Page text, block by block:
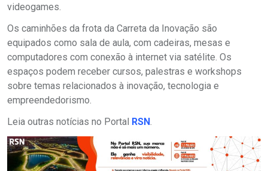
videogames.
Os caminhões da frota da Carreta da Inovação são
equipados como sala de aula, com cadeiras, mesas e
computadores com conexão à internet via satélite. Os
espaços podem receber cursos, palestras e workshops
sobre temas relacionados à inovação, tecnologia e
empreendedorismo.
Leia outras notícias no Portal RSN